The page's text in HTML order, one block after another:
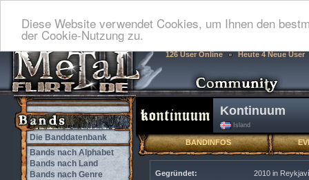
Diese Website verwendet Cookies, um Ihnen den
der Cookie-Nutzung zu.
126 User Online Heute 4 Neue User
Die Banddatenbank
Bands nach Alphabet
Bands nach Land
Bands nach Genre
Kontinuum
Island
BANDINFOS
Gegründet: 2010 in